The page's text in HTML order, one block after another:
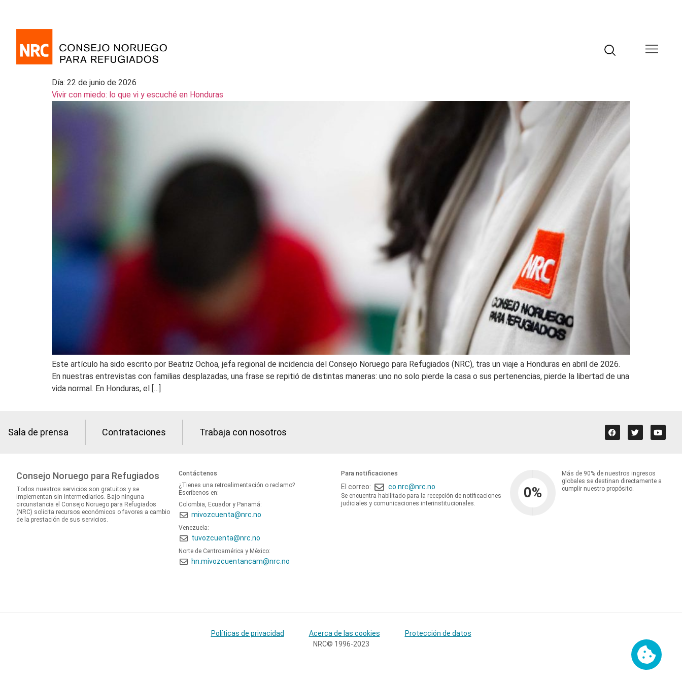
Día: 22 de junio de 2026
Vivir con miedo: lo que vi y escuché en Honduras
Este artículo ha sido escrito por Beatriz Ochoa, jefa regional de incidencia del Consejo Noruego para Refugiados (NRC), tras un viaje a Honduras en abril de 2026.
En nuestras entrevistas con familias desplazadas, una frase se repitió de distintas maneras: uno no solo pierde la casa o sus pertenencias, pierde la libertad de una
vida normal. En Honduras, el […]
Sala de prensa Contrataciones Trabaja con nosotros
Consejo Noruego para Refugiados
Todos nuestros servicios son gratuitos y se
implementan sin intermediarios. Bajo ninguna
circunstancia el Consejo Noruego para Refugiados
(NRC) solicita recursos económicos o favores a cambio
de la prestación de sus servicios.
Contáctenos
¿Tienes una retroalimentación o reclamo?
Escríbenos en:
Colombia, Ecuador y Panamá:
mivozcuenta@nrc.no
Venezuela:
tuvozcuenta@nrc.no
Norte de Centroamérica y México:
hn.mivozcuentancam@nrc.no
Para notificaciones
El correo: co.nrc@nrc.no
Se encuentra habilitado para la recepción de notificaciones
judiciales y comunicaciones interinstitucionales.
0%
Más de 90% de nuestros ingresos
globales se destinan directamente a
cumplir nuestro propósito.
Políticas de privacidad Acerca de las cookies
Protección de datos
NRC© 1996-2023
Cookies